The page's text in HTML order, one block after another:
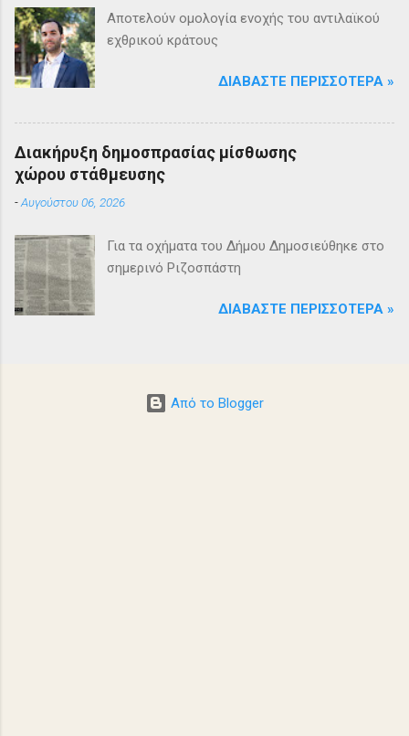
Αποτελούν ομολογία ενοχής του αντιλαϊκού
εχθρικού κράτους
ΔΙΑΒΆΣΤΕ ΠΕΡΙΣΣΌΤΕΡΑ »
Διακήρυξη δημοσπρασίας μίσθωσης
χώρου στάθμευσης
-Αυγούστου 06, 2026
Για τα οχήματα του Δήμου Δημοσιεύθηκε στο
σημερινό Ριζοσπάστη
ΔΙΑΒΆΣΤΕ ΠΕΡΙΣΣΌΤΕΡΑ »
Από το Blogger